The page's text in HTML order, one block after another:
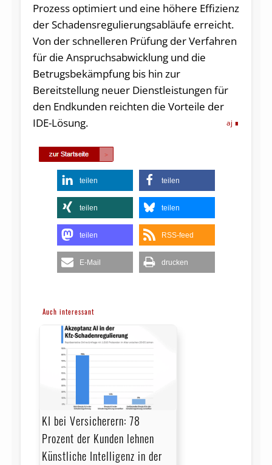
Prozess optimiert und eine höhere Effizienz
der Schadensregulierungsabläufe erreicht.
Von der schnelleren Prüfung der Verfahren
für die Anspruchsabwicklung und die
Betrugsbekämpfung bis hin zur
Bereitstellung neuer Dienstleistungen für
den Endkunden reichten die Vorteile der
IDE-Lösung.
aj
teilen teilen
teilen teilen
teilen RSS-feed
E-Mail drucken
Auch interessant
KI bei Versicherern: 78
Prozent der Kunden lehnen
Künstliche Intelligenz in der